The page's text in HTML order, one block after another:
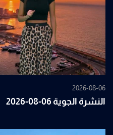
2026-08-06
النشرة الجوية 06-08-2026